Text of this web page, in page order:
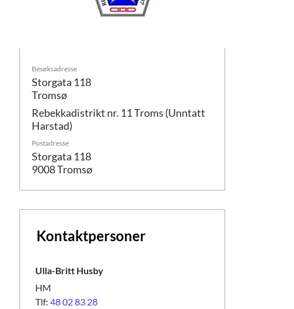
Besøksadresse
Storgata 118
Tromsø
Rebekkadistrikt nr. 11 Troms (Unntatt
Harstad)
Postadresse
Storgata 118
9008 Tromsø
Kontaktpersoner
Ulla-Britt Husby
HM
Tlf: 48 02 83 28